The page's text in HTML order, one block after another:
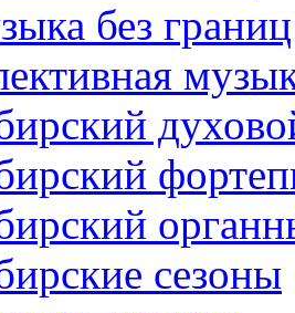
без границ
сезоны